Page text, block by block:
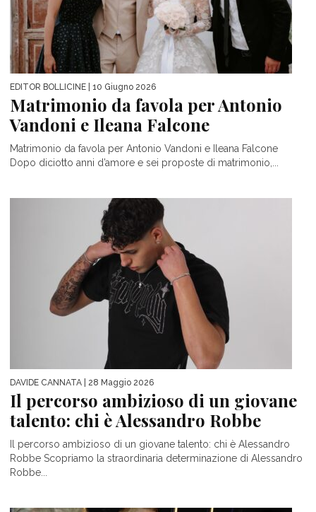
EDITOR BOLLICINE | 10 Giugno 2026
Matrimonio da favola per Antonio
Vandoni e Ileana Falcone
Matrimonio da favola per Antonio Vandoni e Ileana Falcone
Dopo diciotto anni d’amore e sei proposte di matrimonio,...
DAVIDE CANNATA | 28 Maggio 2026
Il percorso ambizioso di un giovane
talento: chi è Alessandro Robbe
Il percorso ambizioso di un giovane talento: chi è Alessandro
Robbe Scopriamo la straordinaria determinazione di Alessandro
Robbe...